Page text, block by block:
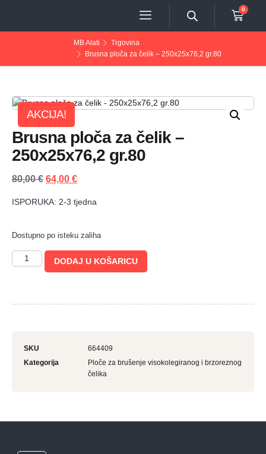
0
MB Alati
Trgovina
Brusna ploča za čelik – 250x25x76,2 gr.80
AKCIJA!
Brusna ploča za čelik –
250x25x76,2 gr.80
80,00€ 64,00 €
ISPORUKA: 2-3 tjedna
Dostupno po isteku zaliha
DODAJ U KOŠARICU
SKU
664409
Kategorija
Ploče za brušenje visokolegiranog i brzoreznog
čelika